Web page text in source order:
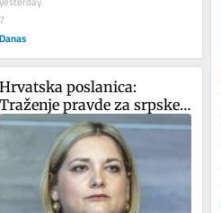
7
Danas
Hrvatska poslanica:
Traženje pravde za srpske
žrtve ne umanjuje patnju
hrvatskih žrtava